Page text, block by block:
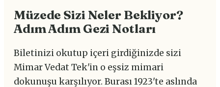
Müzede Sizi Neler Bekliyor?
Adım Adım Gezi Notları
Biletinizi okutup içeri girdiğinizde sizi
Mimar Vedat Tek'in o eşsiz mimari
dokunuşu karşılıyor. Burası 1923'te aslında